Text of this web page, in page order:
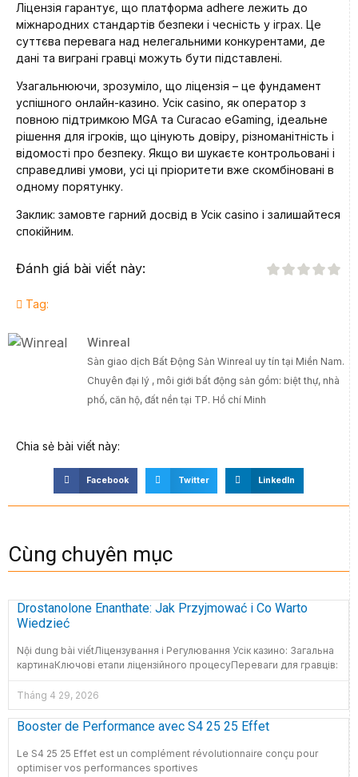
Ліцензія гарантує, що платформа adhere лежить до
міжнародних стандартів безпеки і чесність у іграх. Це
суттєва перевага над нелегальними конкурентами, де
дані та виграні гравці можуть бути підставлені.
Узагальнюючи, зрозуміло, що ліцензія – це фундамент
успішного онлайн-казино. Усік casino, як оператор з
повною підтримкою MGA та Curacao eGaming, ідеальне
рішення для ігроків, що цінують довіру, різноманітність і
відомості про безпеку. Якщо ви шукаєте контрольовані і
справедливі умови, усі ці пріоритети вже скомбіновані в
одному порятунку.
Заклик: замовте гарний досвід в Усік casino і залишайтеся
спокійним.
Đánh giá bài viết này:
Tag:
Winreal
Sàn giao dịch Bất Động Sản Winreal uy tín tại Miền Nam.
Chuyên đại lý , môi giới bất động sản gồm: biệt thự, nhà
phố, căn hộ, đất nền tại TP. Hồ chí Minh
Chia sẻ bài viết này:
Facebook Twitter LinkedIn
Cùng chuyên mục
Drostanolone Enanthate: Jak Przyjmować i Co Warto
Wiedzieć
Nội dung bài viếtЛіцензування і Регулювання Усік казино: Загальна
картинаКлючові етапи ліцензійного процесуПереваги для гравців:
Tháng 4 29, 2026
Booster de Performance avec S4 25 25 Effet
Le S4 25 25 Effet est un complément révolutionnaire conçu pour
optimiser vos performances sportives